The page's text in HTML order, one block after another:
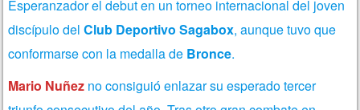
Esperanzador el debut en un torneo internacional del joven
discípulo delClub Deportivo Sagabox, aunque tuvo que
conformarse con la medalla de Bronce.
Mario Nuñez no consiguió enlazar su esperado tercer